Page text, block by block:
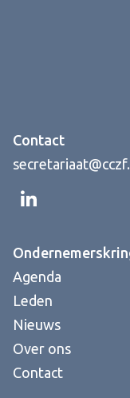
Contact
Agenda
Leden
Nieuws
Over ons
Contact